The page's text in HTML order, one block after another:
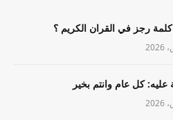
رجز في القران الكريم ؟
عليه: كل عام وانتم بخير